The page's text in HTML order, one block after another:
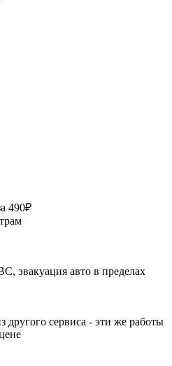
490₽
эвакуация авто в пределах
другого сервиса - эти же работы